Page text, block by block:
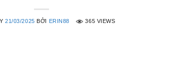
21/03/2025 BỞI ERIN88 365 VIEWS